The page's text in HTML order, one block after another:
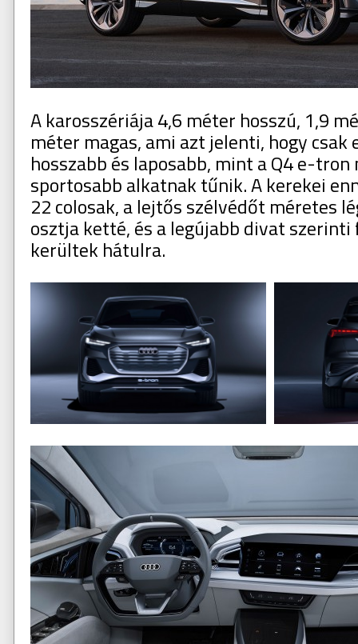
A karosszériája 4,6 méter hosszú, 1,9
méter magas, ami azt jelenti, hogy csak
hosszabb és laposabb, mint a Q4 e-tron
sportosabb alkatnak tűnik. A kerekei
22 colosak, a lejtős szélvédőt méretes
osztja ketté, és a legújabb divat
kerültek hátulra.